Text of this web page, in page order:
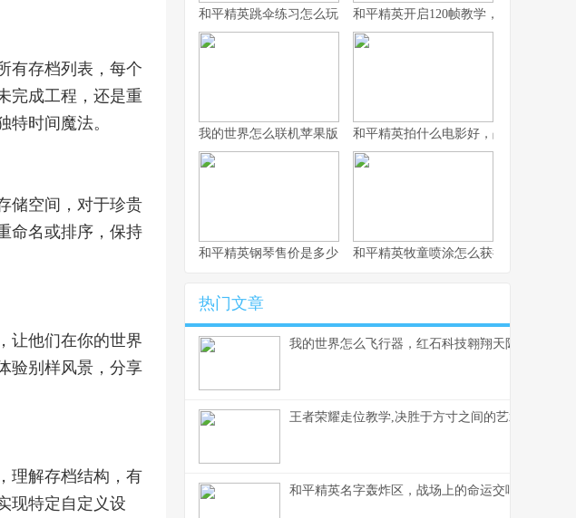
有存档列表，每个
完成工程，还是重
时间魔法。
储空间，对于珍贵
命名或排序，保持
让他们在你的世界
验别样风景，分享
理解存档结构，有
现特定自定义设
和平精英跳伞练习怎么玩，副标题为从新手到高手的精准降落之道
和平精英开启120帧教学，畅享极致流
我的世界怎么联机苹果版，资深玩家的联机指南与心得
和平精英拍什么电影好，战术竞技银幕
和平精英钢琴售价是多少，虚拟奢华的定价谜题
和平精英牧童喷涂怎么获得，牧童专属
热门文章
我的世界怎么飞行器，红石科技翱翔天际的奥秘
王者荣耀走位教学,决胜于方寸之间的艺术,副标题,
和平精英名字轰炸区，战场上的命运交响曲